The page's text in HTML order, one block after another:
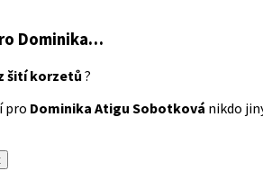
Dominika…
šití korzetů ?
pro Dominika Atigu Sobotková nikdo